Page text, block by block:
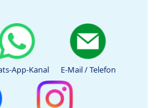
App-Kanal E-Mail / Telefon